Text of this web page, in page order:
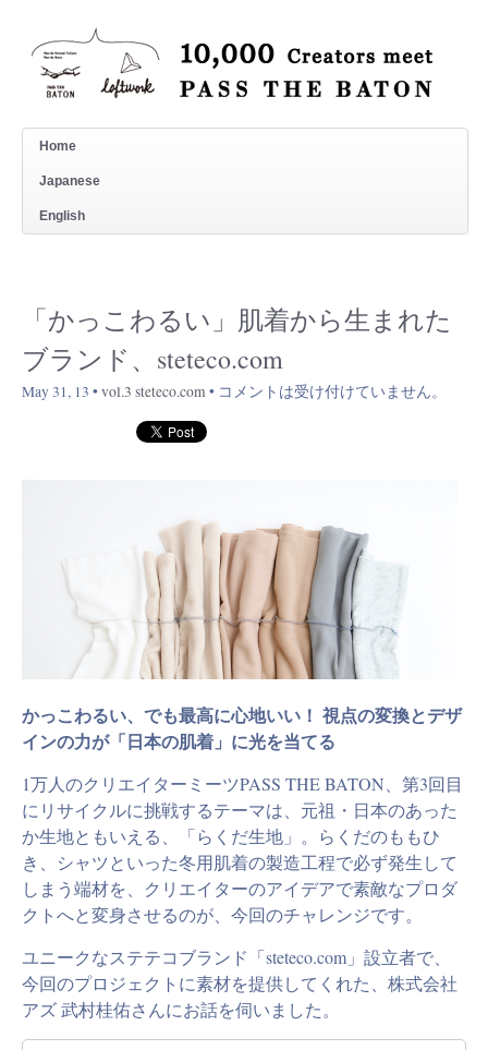
Home
Japanese
English
「かっこわるい」肌着から生まれた
ブランド、steteco.com
May 31, 13 • vol.3 steteco.com • コメントは受け付けていません。
かっこわるい、でも最高に心地いい！ 視点の変換とデザ
インの力が「日本の肌着」に光を当てる
1万人のクリエイターミーツPASS THE BATON、第3回目
にリサイクルに挑戦するテーマは、元祖・日本のあった
か生地ともいえる、「らくだ生地」。らくだのももひ
き、シャツといった冬用肌着の製造工程で必ず発生して
しまう端材を、クリエイターのアイデアで素敵なプロダ
クトへと変身させるのが、今回のチャレンジです。
ユニークなステテコブランド「steteco.com」設立者で、
今回のプロジェクトに素材を提供してくれた、株式会社
アズ 武村桂佑さんにお話を伺いました。